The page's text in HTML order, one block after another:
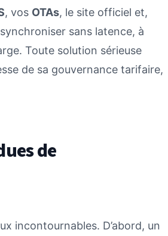
, vos OTAs, le site officiel et,
sans latence, à
Toute solution sérieuse
de sa gouvernance tarifaire,
de
incontournables. D’abord, un